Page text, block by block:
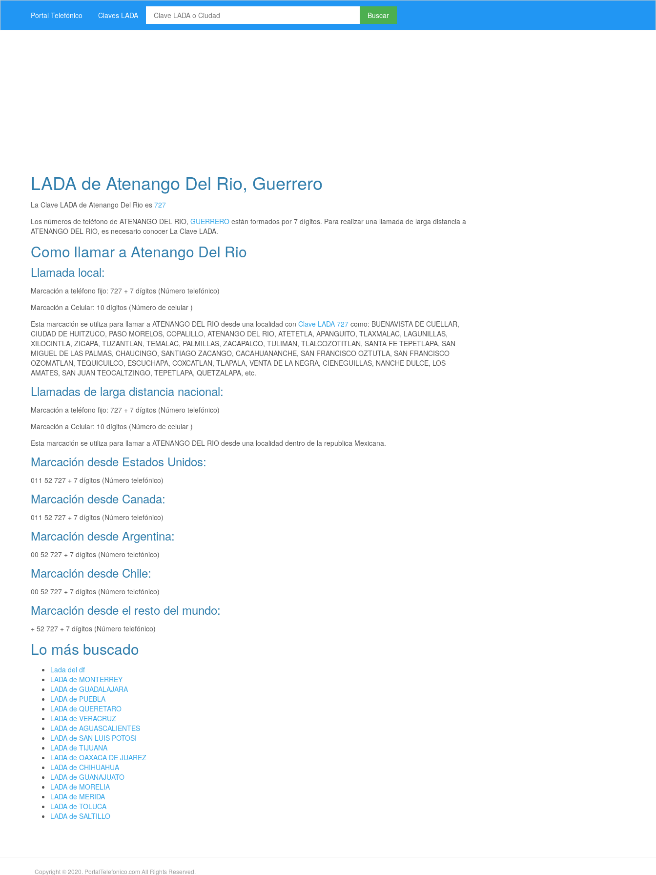
Portal Telefónico Claves LADA Buscar
LADA de Atenango Del Rio, Guerrero
La Clave LADA de Atenango Del Rio es 727
Los números de teléfono de ATENANGO DEL RIO, GUERRERO están formados por 7 dígitos. Para realizar una llamada de larga distancia a
ATENANGO DEL RIO, es necesario conocer La Clave LADA.
Como llamar a Atenango Del Rio
Llamada local:
Marcación a teléfono fijo: 727 + 7 dígitos (Número telefónico)
Marcación a Celular: 10 dígitos (Número de celular )
Esta marcación se utiliza para llamar a ATENANGO DEL RIO desde una localidad con Clave LADA 727 como: BUENAVISTA DE CUELLAR,
CIUDAD DE HUITZUCO, PASO MORELOS, COPALILLO, ATENANGO DEL RIO, ATETETLA, APANGUITO, TLAXMALAC, LAGUNILLAS,
XILOCINTLA, ZICAPA, TUZANTLAN, TEMALAC, PALMILLAS, ZACAPALCO, TULIMAN, TLALCOZOTITLAN, SANTA FE TEPETLAPA, SAN
MIGUEL DE LAS PALMAS, CHAUCINGO, SANTIAGO ZACANGO, CACAHUANANCHE, SAN FRANCISCO OZTUTLA, SAN FRANCISCO
OZOMATLAN, TEQUICUILCO, ESCUCHAPA, COXCATLAN, TLAPALA, VENTA DE LA NEGRA, CIENEGUILLAS, NANCHE DULCE, LOS
AMATES, SAN JUAN TEOCALTZINGO, TEPETLAPA, QUETZALAPA, etc.
Llamadas de larga distancia nacional:
Marcación a teléfono fijo: 727 + 7 dígitos (Número telefónico)
Marcación a Celular: 10 dígitos (Número de celular )
Esta marcación se utiliza para llamar a ATENANGO DEL RIO desde una localidad dentro de la republica Mexicana.
Marcación desde Estados Unidos:
011 52 727 + 7 dígitos (Número telefónico)
Marcación desde Canada:
011 52 727 + 7 dígitos (Número telefónico)
Marcación desde Argentina:
00 52 727 + 7 dígitos (Número telefónico)
Marcación desde Chile:
00 52 727 + 7 dígitos (Número telefónico)
Marcación desde el resto del mundo:
+ 52 727 + 7 dígitos (Número telefónico)
Lo más buscado
Lada del df
LADA de MONTERREY
LADA de GUADALAJARA
LADA de PUEBLA
LADA de QUERETARO
LADA de VERACRUZ
LADA de AGUASCALIENTES
LADA de SAN LUIS POTOSI
LADA de TIJUANA
LADA de OAXACA DE JUAREZ
LADA de CHIHUAHUA
LADA de GUANAJUATO
LADA de MORELIA
LADA de MERIDA
LADA de TOLUCA
LADA de SALTILLO
Copyright © 2020. PortalTelefonico.com All Rights Reserved.